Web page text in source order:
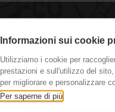
#cg Piotta
Informazioni sui cookie
Utilizziamo i cookie per
prestazioni e sull'utilizzo del
per migliorare e personalizzare
Per saperne di più